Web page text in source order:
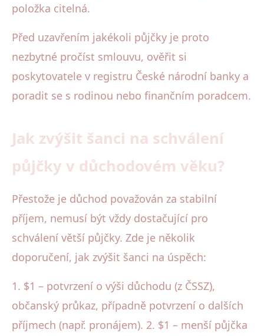
položka citelná.
Před uzavřením jakékoli půjčky je proto
nezbytné pročíst smlouvu, ověřit si
poskytovatele v registru České národní banky a
poradit se s rodinou nebo finančním poradcem.
Jak zvýšit šanci na schválení
půjčky v důchodovém věku?
Přestože je důchod považován za stabilní
příjem, nemusí být vždy dostačující pro
schválení větší půjčky. Zde je několik
doporučení, jak zvýšit šanci na úspěch:
1. $1 – potvrzení o výši důchodu (z ČSSZ),
občanský průkaz, případně potvrzení o dalších
příjmech (např. pronájem). 2. $1 – menší půjčka